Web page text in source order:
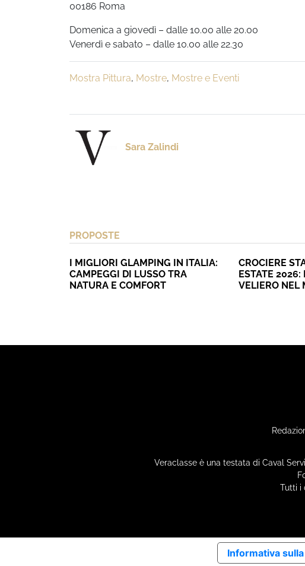
00186 Roma
Domenica a giovedì – dalle 10.00 alle 20.00
Venerdì e sabato – dalle 10.00 alle 22.30
Mostra Pittura, Mostre, Mostre e Eventi
Sara Zalindi
PROPOSTE
I MIGLIORI GLAMPING IN ITALIA:
CAMPEGGI DI LUSSO TRA
NATURA E COMFORT
CROCIERE
ESTATE 2026:
VELIERO NEL
Veraclasse è una testata di Caval
Tutti i
Informativa